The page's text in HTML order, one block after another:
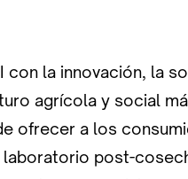
la innovación, la
agrícola y social
ofrecer a los
post-